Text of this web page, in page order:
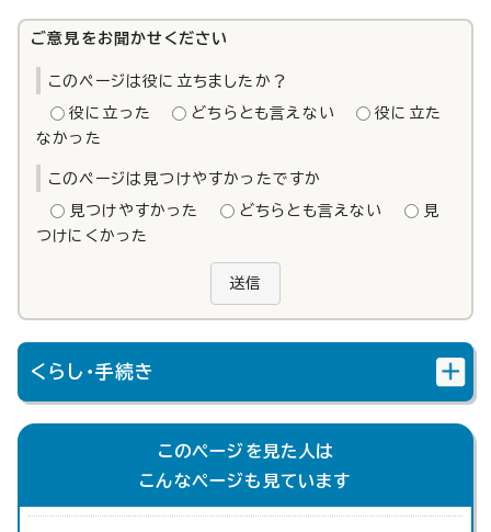
ご意見をお聞かせください
このページは役に立ちましたか？
役に立った どちらとも言えない
役に立た
なかった
このページは見つけやすかったですか
見つけやすかった どちらとも言えない
見
つけにくかった
送信
くらし・手続き
このページを見た人は
こんなページも見ています